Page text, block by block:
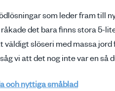
som leder fram till
det bara finns stora 5-
väldigt slöseri med massa
vi att det nog inte var en så
och nyttiga småblad